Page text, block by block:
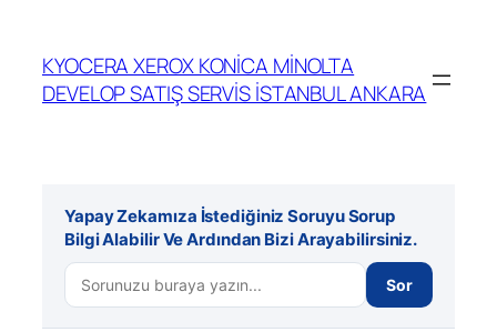
KYOCERA XEROX KONİCA MİNOLTA
DEVELOP SATIŞ SERVİS İSTANBUL ANKARA
Yapay Zekamıza İstediğiniz Soruyu Sorup
Bilgi Alabilir Ve Ardından Bizi Arayabilirsiniz.
Sor